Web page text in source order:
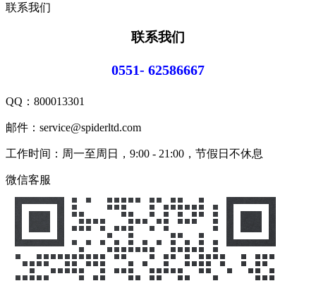
联系我们
联系我们
0551- 62586667
QQ： 800013301
邮件：service@spiderltd.com
工作时间：周一至周日，9:00 - 21:00，节假日不休息
微信客服